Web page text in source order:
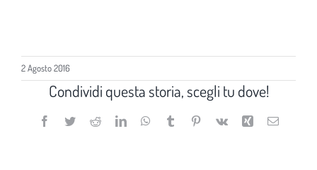
2 Agosto 2016
Condividi questa storia, scegli tu dove!
Facebook
TwitterRedditLinkedInWhatsApp
TumblrPinterest
Vk Xing Email